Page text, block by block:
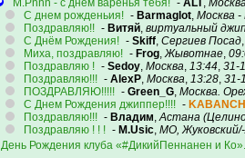
M.Pnnn - с днем варенья тебя! - ALT,
С днем рожденьия! - Barmaglot, Москва -
Поздравляю!! - Витяй, виртуальный
С Днём Рождения! - Skiff, Сергиев Посад,
Миха, поздравляю! - Frog,Жывотнае,
Поздравляю ! - Sedoy, Москва, 13:44, 31-
Поздравляю!!! - AlexP, Москва, 13:28, 31-
ПОЗДРАВЛЯЮ!!!!! - Green_G, Москва.
С Днем Рождения джиппер!!!! -
Поздравляю!!! - Владим,Астана
Поздравляю ! ! ! - M.Usic, МО,
День Рождения клуба «#ДикийПеннанен и